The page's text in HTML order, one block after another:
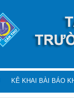
KÊ KHAI BÀI BÁO